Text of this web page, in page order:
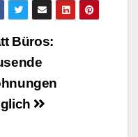
Büros: